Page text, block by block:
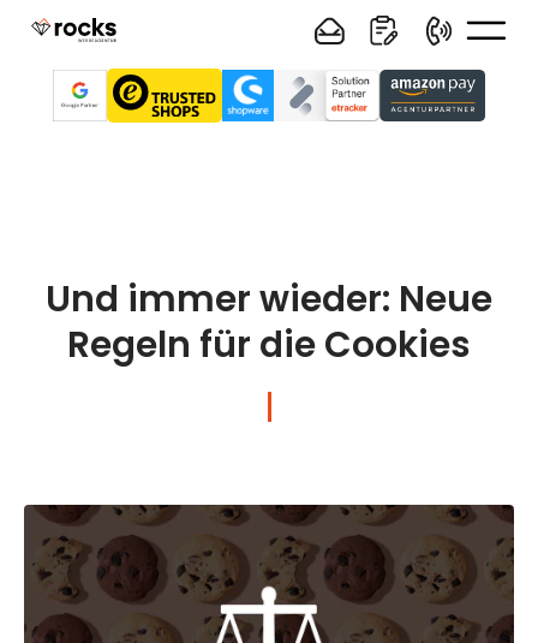
Und immer wieder: Neue
Regeln für die Cookies